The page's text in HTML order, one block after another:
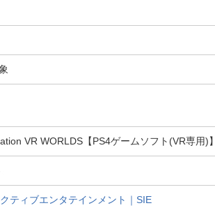
VR WORLDS【PS4ゲームソフト(VR専用
ティブエンタテインメント｜SIE